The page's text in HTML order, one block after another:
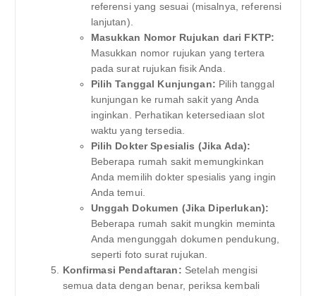
referensi yang sesuai (misalnya, referensi
lanjutan).
Masukkan Nomor Rujukan dari FKTP:
Masukkan nomor rujukan yang tertera
pada surat rujukan fisik Anda.
Pilih Tanggal Kunjungan: Pilih tanggal
kunjungan ke rumah sakit yang Anda
inginkan. Perhatikan ketersediaan slot
waktu yang tersedia.
Pilih Dokter Spesialis (Jika Ada):
Beberapa rumah sakit memungkinkan
Anda memilih dokter spesialis yang ingin
Anda temui.
Unggah Dokumen (Jika Diperlukan):
Beberapa rumah sakit mungkin meminta
Anda mengunggah dokumen pendukung,
seperti foto surat rujukan.
Konfirmasi Pendaftaran: Setelah mengisi
semua data dengan benar, periksa kembali